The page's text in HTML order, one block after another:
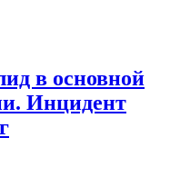
в основной
Инцидент